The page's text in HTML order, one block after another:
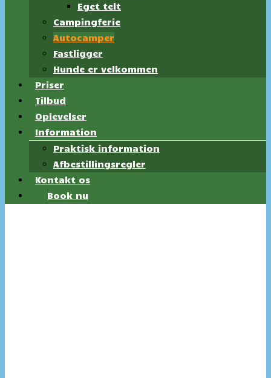
Eget telt
Campingferie
Autocamper
Fastligger
Hunde er velkommen
Priser
Tilbud
Oplevelser
Information
Praktisk information
Afbestillingsregler
Kontakt os
Book nu